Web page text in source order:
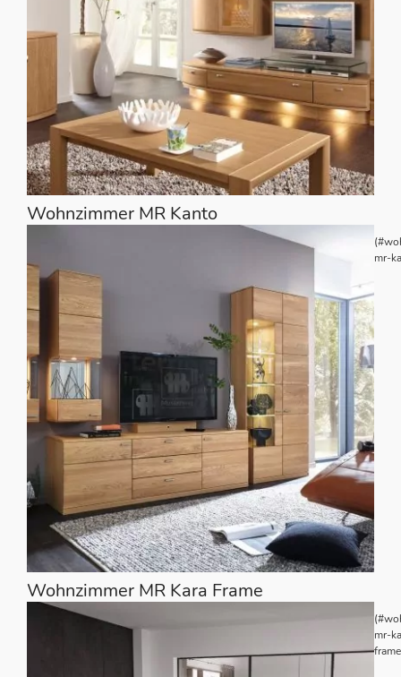
Wohnzimmer MR Kanto
mr-
Wohnzimmer MR Kara Frame
mr-